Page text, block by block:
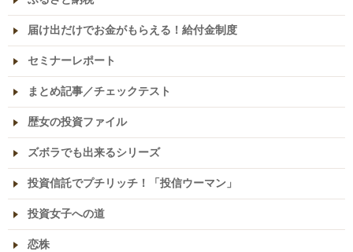
届け出だけでお金がもらえる！給付金制度
セミナーレポート
まとめ記事／チェックテスト
歴女の投資ファイル
ズボラでも出来るシリーズ
投資信託でプチリッチ！「投信ウーマン」
投資女子への道
恋株